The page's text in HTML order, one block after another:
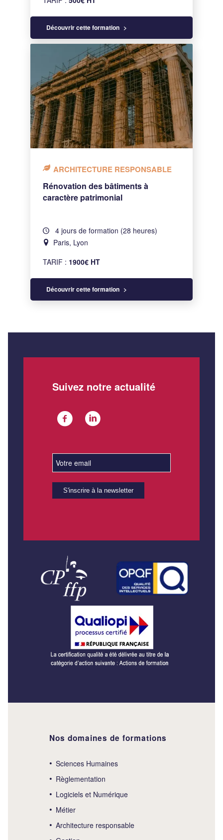
Découvrir cette formation
ARCHITECTURE RESPONSABLE
Rénovation des bâtiments à
caractère patrimonial
4 jours de formation (28 heures)
Paris, Lyon
TARIF : 1900€ HT
Découvrir cette formation
Suivez notre actualité
Nos domaines de formations
Sciences Humaines
Règlementation
Logiciels et Numérique
Métier
Architecture responsable